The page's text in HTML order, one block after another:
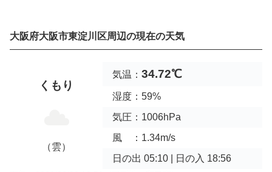
大阪府大阪市東淀川区周辺の現在の天気
くもり
（雲）
気温： 34.72℃
湿度：59%
気圧：1006hPa
風 ：1.34m/s
日の出 05:10 | 日の入 18:56